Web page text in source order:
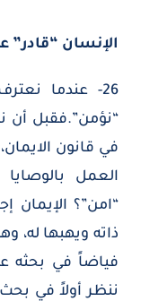
الإنسان “قادر”
26- عندما
“نؤمن”.فقبل أن
في قانون
العمل
“امن”؟ الإيمان
ذاته ويهبها له،
فياضاً في بحثه
ننظر أولاً في